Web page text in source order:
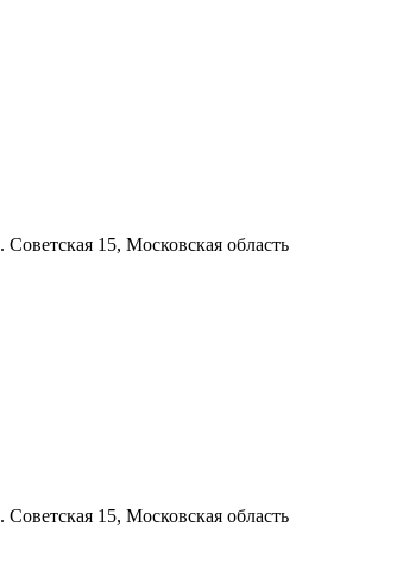
15, Московская область
15, Московская область